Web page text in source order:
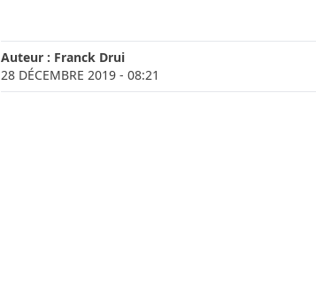
Auteur : Franck Drui
28 DÉCEMBRE 2019 - 08:21